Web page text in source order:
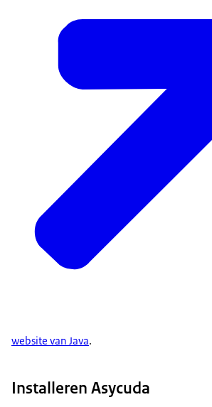
website van Java.
Installeren Asycuda